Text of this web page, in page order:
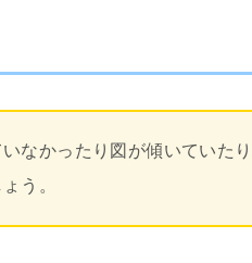
なかったり図が傾いていた
う。